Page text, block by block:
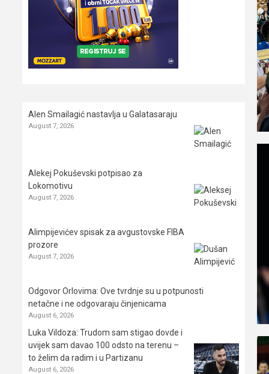
Alen Smailagić nastavlja u Galatasaraju
August 7, 2026
Alekej Pokuševski potpisao za
Lokomotivu
August 7, 2026
Alimpijevićev spisak za avgustovske FIBA
prozore
August 7, 2026
Odgovor Orlovima: ​Ove tvrdnje su u potpunosti
netačne i ne odgovaraju činjenicama
August 6, 2026
Luka Vildoza: Trudom sam stigao dovde i
uvijek sam davao 100 odsto na terenu –
to želim da radim i u Partizanu
August 6, 2026